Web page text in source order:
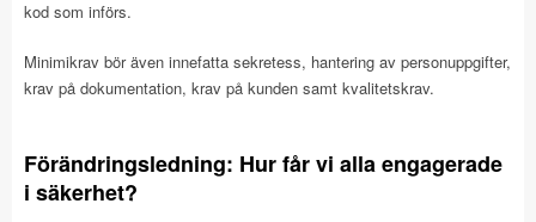
kod som införs.
Minimikrav bör även innefatta sekretess, hantering av personuppgifter,
krav på dokumentation, krav på kunden samt kvalitetskrav.
Förändringsledning: Hur får vi alla engagerade
i säkerhet?